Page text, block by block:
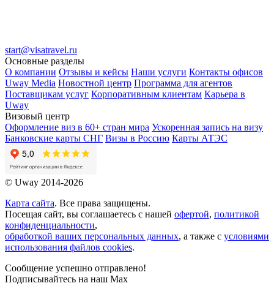
start@visatravel.ru
Основные разделы
О компании Отзывы и кейсы Наши услуги Контакты офисов
Uway Media Новостной центр Программа для агентов
Поставщикам услуг Корпоративным клиентам Карьера в
Uway
Визовый центр
Оформление виз в 60+ стран мира Ускоренная запись на визу
Банковские карты СНГ Визы в Россию Карты АТЭС
© Uway 2014-2026
Карта сайта. Все права защищены.
Посещая сайт, вы соглашаетесь с нашей офертой, политикой
конфиденциальности,
обработкой ваших персональных данных, а также с условиями
использования файлов cookies.
Сообщение успешно отправлено!
Подписывайтесь на наш Max